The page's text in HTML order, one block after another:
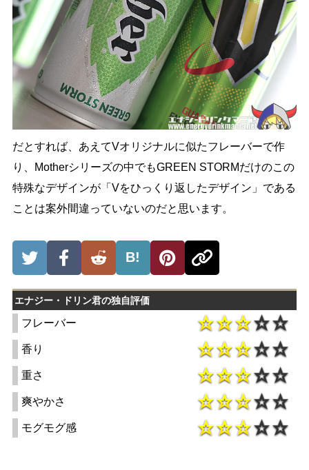
だとすれば、あえてVオリジナルに似たフレーバーで作
り、Motherシリーズの中でもGREEN STORMだけのこの
特殊なデザインが「Vをひっくり返したデザイン」である
ことは案外間違っていないのだと思います。
B!
エナジー・ドリン君の独自評価
フレーバー
香り
重さ
爽やかさ
モグモグ感